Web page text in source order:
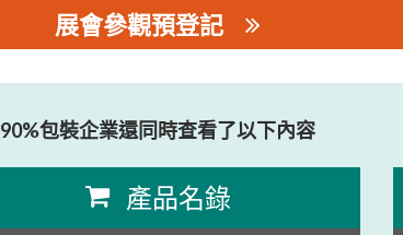
展會參觀預登記
90%包裝企業還同時查看了以下內容
產品名錄